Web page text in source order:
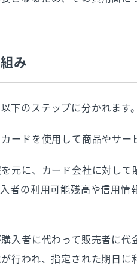
み
下のステップに分かれます。
ードを使用して商品やサー
元に、カード会社に対して
者の利用可能残高や信用情
入者に代わって販売者に代
行われ、指定された期日に